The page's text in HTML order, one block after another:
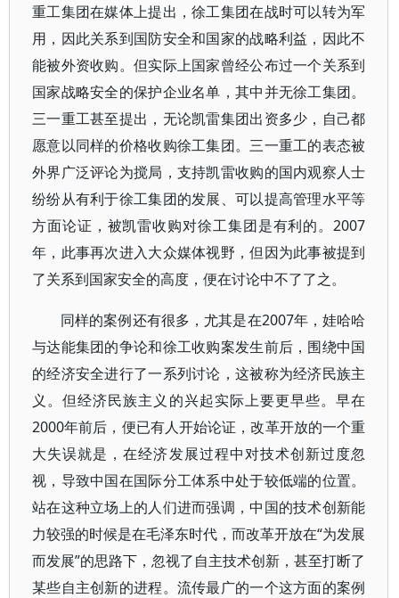
重工集团在媒体上提出，徐工集团在战时可以转为军
用，因此关系到国防安全和国家的战略利益，因此不
能被外资收购。但实际上国家曾经公布过一个关系到
国家战略安全的保护企业名单，其中并无徐工集团。
三一重工甚至提出，无论凯雷集团出资多少，自己都
愿意以同样的价格收购徐工集团。三一重工的表态被
外界广泛评论为搅局，支持凯雷收购的国内观察人士
纷纷从有利于徐工集团的发展、可以提高管理水平等
方面论证，被凯雷收购对徐工集团是有利的。2007
年，此事再次进入大众媒体视野，但因为此事被提到
了关系到国家安全的高度，便在讨论中不了了之。
同样的案例还有很多，尤其是在2007年，娃哈哈
与达能集团的争论和徐工收购案发生前后，围绕中国
的经济安全进行了一系列讨论，这被称为经济民族主
义。但经济民族主义的兴起实际上要更早些。早在
2000年前后，便已有人开始论证，改革开放的一个重
大失误就是，在经济发展过程中对技术创新过度忽
视，导致中国在国际分工体系中处于较低端的位置。
站在这种立场上的人们进而强调，中国的技术创新能
力较强的时候是在毛泽东时代，而改革开放在“为发展
而发展”的思路下，忽视了自主技术创新，甚至打断了
某些自主创新的进程。流传最广的一个这方面的案例